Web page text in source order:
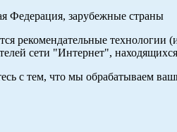
Федерация, зарубежные страны
рекомендательные технологии
сети "Интернет",
с тем, что мы обрабатываем